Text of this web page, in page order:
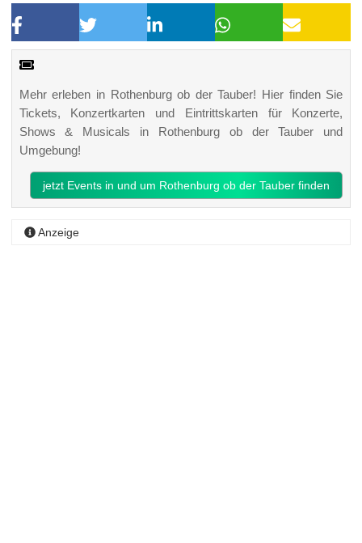
Mehr erleben in Rothenburg ob der Tauber! Hier finden Sie
Tickets, Konzertkarten und Eintrittskarten für Konzerte,
Shows & Musicals in Rothenburg ob der Tauber und
Umgebung!
jetzt Events in und um Rothenburg ob der Tauber finden
Anzeige